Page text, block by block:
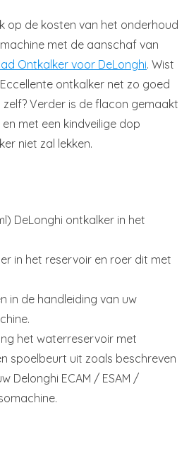
op de kosten van het onderhoud
met de aanschaf van
Ontkalker voor DeLonghi. Wist
ontkalker net zo goed
zelf? Verder is de flacon gemaakt
met een kindveilige dop
niet zal lekken.
DeLonghi ontkalker in het
in het reservoir en roer dit met
in de handleiding van uw
het waterreservoir met
spoelbeurt uit zoals beschreven
Delonghi ECAM / ESAM /